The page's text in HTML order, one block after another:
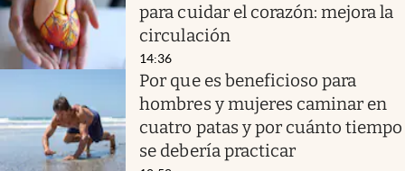
para cuidar el corazón: mejora la
circulación
14:36
Por que es beneficioso para
hombres y mujeres caminar en
cuatro patas y por cuánto tiempo
se debería practicar